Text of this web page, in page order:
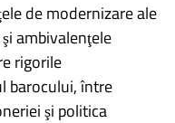
de modernizare ale
ambivalenţele
rigorile
barocului, între
şi politica